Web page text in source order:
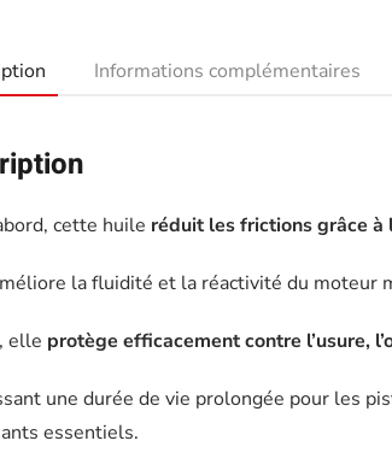
Informations complémentaires
cette huile réduit les frictions grâce à
la fluidité et la réactivité du moteur
elle protège efficacement contre l’usure,
une durée de vie prolongée pour les
essentiels.